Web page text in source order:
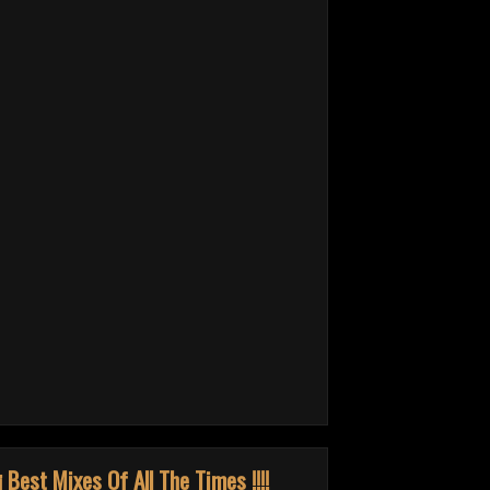
Best Mixes Of All The Times !!!!